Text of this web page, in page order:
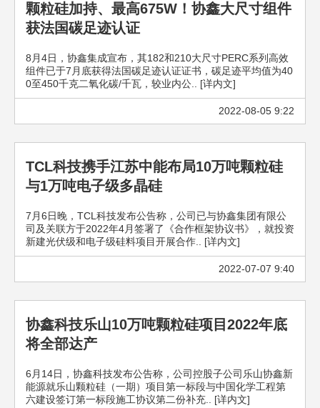
颗粒硅加持、最高675W！协鑫大尺寸组件
获法国碳足迹认证
8月4日，协鑫集成宣布，其182和210大尺寸PERC系列高效
组件已于7月底获得法国碳足迹认证证书，碳足迹平均值为40
0至450千克二氧化碳/千瓦，较业内公.. [详内文]
2022-08-05 9:22
TCL科技携手江苏中能布局10万吨颗粒硅
与1万吨电子级多晶硅
7月6日晚，TCL科技发布公告称，公司已与协鑫集团有限公
司及关联方于2022年4月签署了《合作框架协议书》，就投资
新建光伏级和电子级硅料项目开展合作.. [详内文]
2022-07-07 9:40
协鑫科技乐山10万吨颗粒硅项目2022年底
将全部达产
6月14日，协鑫科技发布公告称，公司控股子公司乐山协鑫新
能源就乐山颗粒硅（一期）项目第一标段与中国化学工程第
六建设签订第一标段施工协议第二份补充.. [详内文]